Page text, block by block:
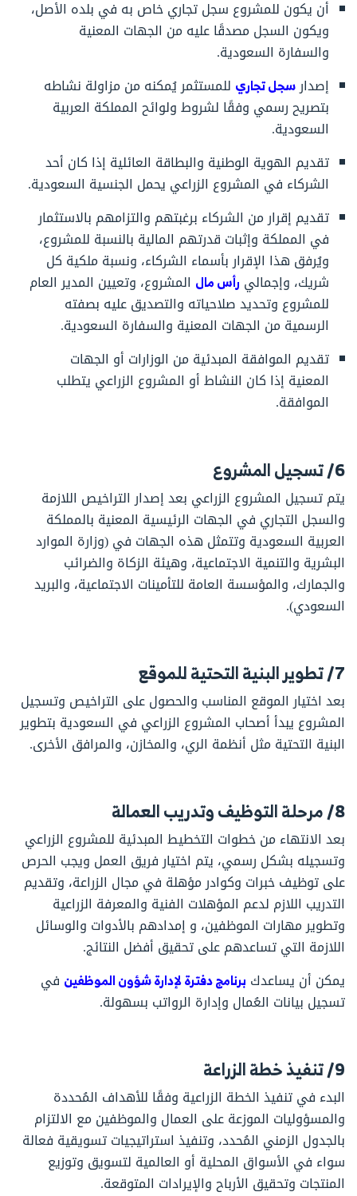
أن يكون للمشروع سجل تجاري خاص به في بلده الأصل،
ويكون السجل مصدقًا عليه من الجهات المعنية
والسفارة السعودية.
إصدارسجل تجاري للمستثمر يُمكنه من مزاولة نشاطه
بتصريح رسمي وفقًا لشروط ولوائح المملكة العربية
السعودية.
تقديم الهوية الوطنية والبطاقة العائلية إذا كان أحد
الشركاء في المشروع الزراعي يحمل الجنسية السعودية.
تقديم إقرار من الشركاء برغبتهم والتزامهم بالاستثمار
في المملكة وإثبات قدرتهم المالية بالنسبة للمشروع،
ويُرفق هذا الإقرار بأسماء الشركاء، ونسبة ملكية كل
شريك، وإجمالي رأس مال المشروع، وتعيين المدير العام
للمشروع وتحديد صلاحياته والتصديق عليه بصفته
الرسمية من الجهات المعنية والسفارة السعودية.
تقديم الموافقة المبدئية من الوزارات أو الجهات
المعنية إذا كان النشاط أو المشروع الزراعي يتطلب
الموافقة.
6/ تسجيل المشروع
يتم تسجيل المشروع الزراعي بعد إصدار التراخيص اللازمة
والسجل التجاري في الجهات الرئيسية المعنية بالمملكة
العربية السعودية وتتمثل هذه الجهات في (وزارة الموارد
البشرية والتنمية الاجتماعية، وهيئة الزكاة والضرائب
والجمارك، والمؤسسة العامة للتأمينات الاجتماعية، والبريد
السعودي).
7/ تطوير البنية التحتية للموقع
بعد اختيار الموقع المناسب والحصول على التراخيص وتسجيل
المشروع يبدأ أصحاب المشروع الزراعي في السعودية بتطوير
البنية التحتية مثل أنظمة الري، والمخازن، والمرافق الأخرى.
8/ مرحلة التوظيف وتدريب العمالة
بعد الانتهاء من خطوات التخطيط المبدئية للمشروع الزراعي
وتسجيله بشكل رسمي، يتم اختيار فريق العمل ويجب الحرص
على توظيف خبرات وكوادر مؤهلة في مجال الزراعة، وتقديم
التدريب اللازم لدعم المؤهلات الفنية والمعرفة الزراعية
وتطوير مهارات الموظفين، و إمدادهم بالأدوات والوسائل
اللازمة التي تساعدهم على تحقيق أفضل النتائج.
يمكن أن يساعدك برنامج دفترة لإدارة شؤون الموظفين في
تسجيل بيانات العُمال وإدارة الرواتب بسهولة.
9/ تنفيذ خطة الزراعة
البدء في تنفيذ الخطة الزراعية وفقًا للأهداف المُحددة
والمسؤوليات الموزعة على العمال والموظفين مع الالتزام
بالجدول الزمني المُحدد، وتنفيذ استراتيجيات تسويقية فعالة
سواء في الأسواق المحلية أو العالمية لتسويق وتوزيع
المنتجات وتحقيق الأرباح والإيرادات المتوقعة.